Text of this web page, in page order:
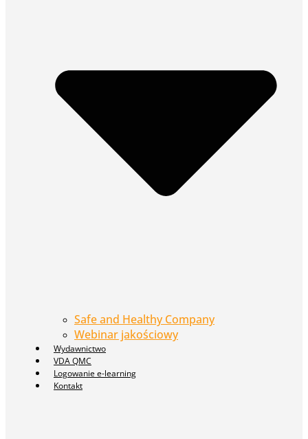
Safe and Healthy Company
Webinar jakościowy
Wydawnictwo
VDA QMC
Logowanie e-learning
Kontakt